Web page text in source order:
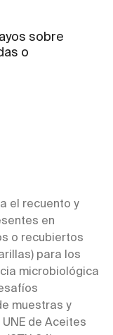
sobre
o
el recuento y
en
o recubiertos
para los
microbiológica
muestras y
de Aceites